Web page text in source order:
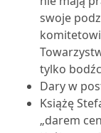
swoje
tylko
Dary w
Książę
„darem